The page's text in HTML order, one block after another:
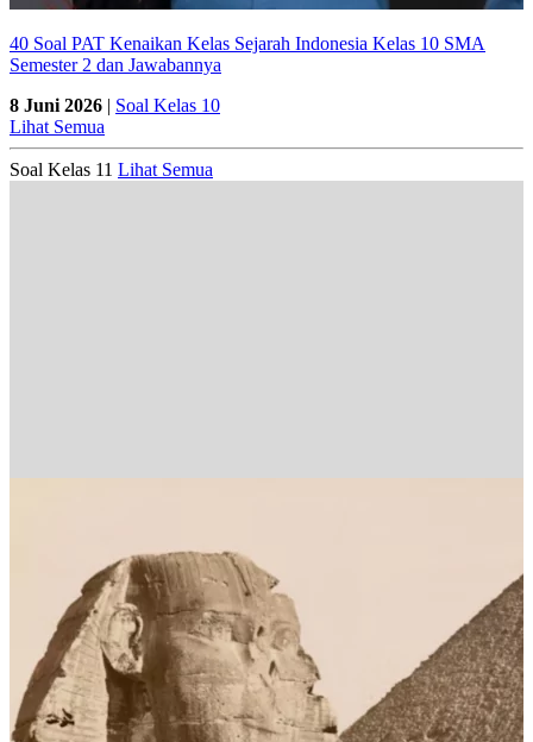
40 Soal PAT Kenaikan Kelas Sejarah Indonesia Kelas 10 SMA
Semester 2 dan Jawabannya
8 Juni 2026 | Soal Kelas 10
Lihat Semua
Soal Kelas 11 Lihat Semua